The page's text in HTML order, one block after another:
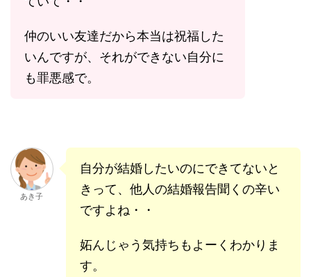
仲のいい友達だから本当は祝福した
いんですが、それができない自分に
も罪悪感で。
あき子
自分が結婚したいのにできてないと
きって、他人の結婚報告聞くの辛い
ですよね・・
妬んじゃう気持ちもよーくわかりま
す。